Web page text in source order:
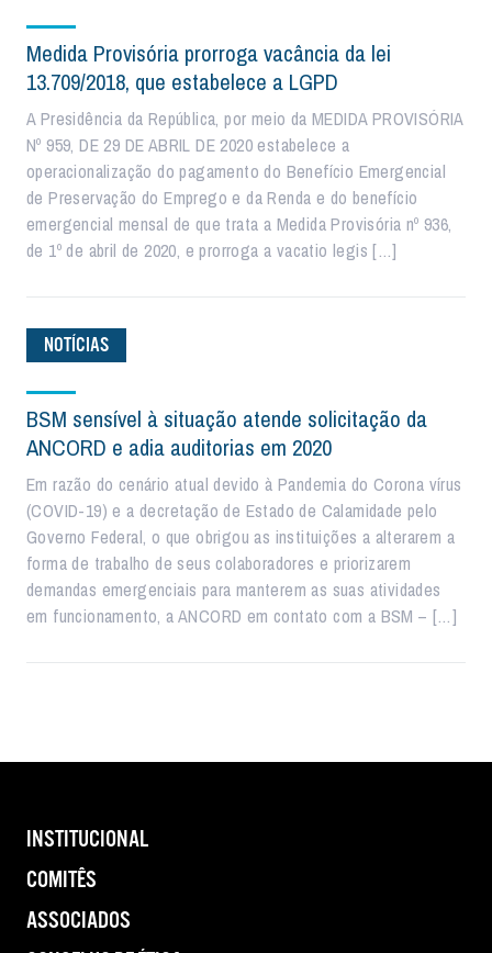
Medida Provisória prorroga vacância da lei
13.709/2018, que estabelece a LGPD
A Presidência da República, por meio da MEDIDA PROVISÓRIA
Nº 959, DE 29 DE ABRIL DE 2020 estabelece a
operacionalização do pagamento do Benefício Emergencial
de Preservação do Emprego e da Renda e do benefício
emergencial mensal de que trata a Medida Provisória nº 936,
de 1º de abril de 2020, e prorroga a vacatio legis […]
NOTÍCIAS
BSM sensível à situação atende solicitação da
ANCORD e adia auditorias em 2020
Em razão do cenário atual devido à Pandemia do Corona vírus
(COVID-19) e a decretação de Estado de Calamidade pelo
Governo Federal, o que obrigou as instituições a alterarem a
forma de trabalho de seus colaboradores e priorizarem
demandas emergenciais para manterem as suas atividades
em funcionamento, a ANCORD em contato com a BSM – […]
INSTITUCIONAL
COMITÊS
ASSOCIADOS